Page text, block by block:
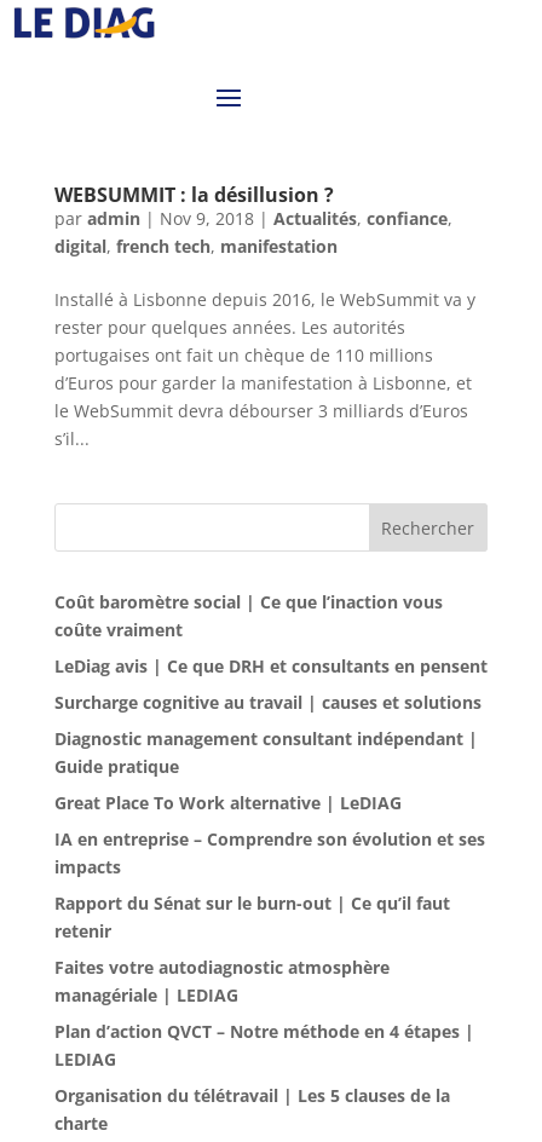
WEBSUMMIT : la désillusion ?
par admin| Nov 9, 2018| Actualités, confiance,
digital, french tech, manifestation
Installé à Lisbonne depuis 2016, le WebSummit va y
rester pour quelques années. Les autorités
portugaises ont fait un chèque de 110 millions
d’Euros pour garder la manifestation à Lisbonne, et
le WebSummit devra débourser 3 milliards d’Euros
s’il...
Rechercher
Coût baromètre social | Ce que l’inaction vous
coûte vraiment
LeDiag avis | Ce que DRH et consultants en pensent
Surcharge cognitive au travail | causes et solutions
Diagnostic management consultant indépendant |
Guide pratique
Great Place To Work alternative | LeDIAG
IA en entreprise – Comprendre son évolution et ses
impacts
Rapport du Sénat sur le burn-out | Ce qu’il faut
retenir
Faites votre autodiagnostic atmosphère
managériale | LEDIAG
Plan d’action QVCT – Notre méthode en 4 étapes |
LEDIAG
Organisation du télétravail | Les 5 clauses de la
charte